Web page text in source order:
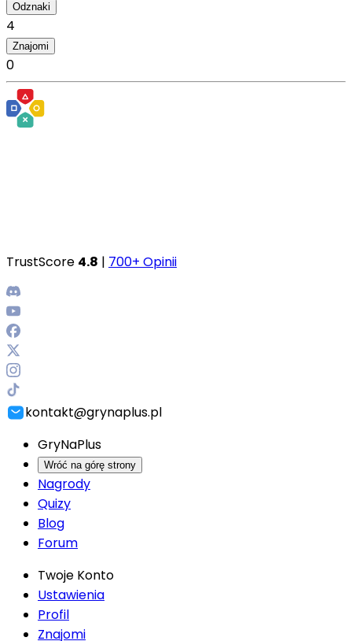
Odznaki
4
Znajomi
0
TrustScore 4.8 | 700+ Opinii
kontakt@grynaplus.pl
GryNaPlus
Wróć na górę strony
Nagrody
Quizy
Blog
Forum
Twoje Konto
Ustawienia
Profil
Znajomi